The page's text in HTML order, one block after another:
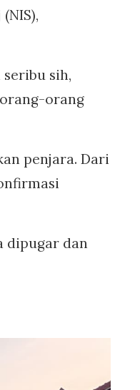
sih,
orang
penjara. Dari
dipugar dan